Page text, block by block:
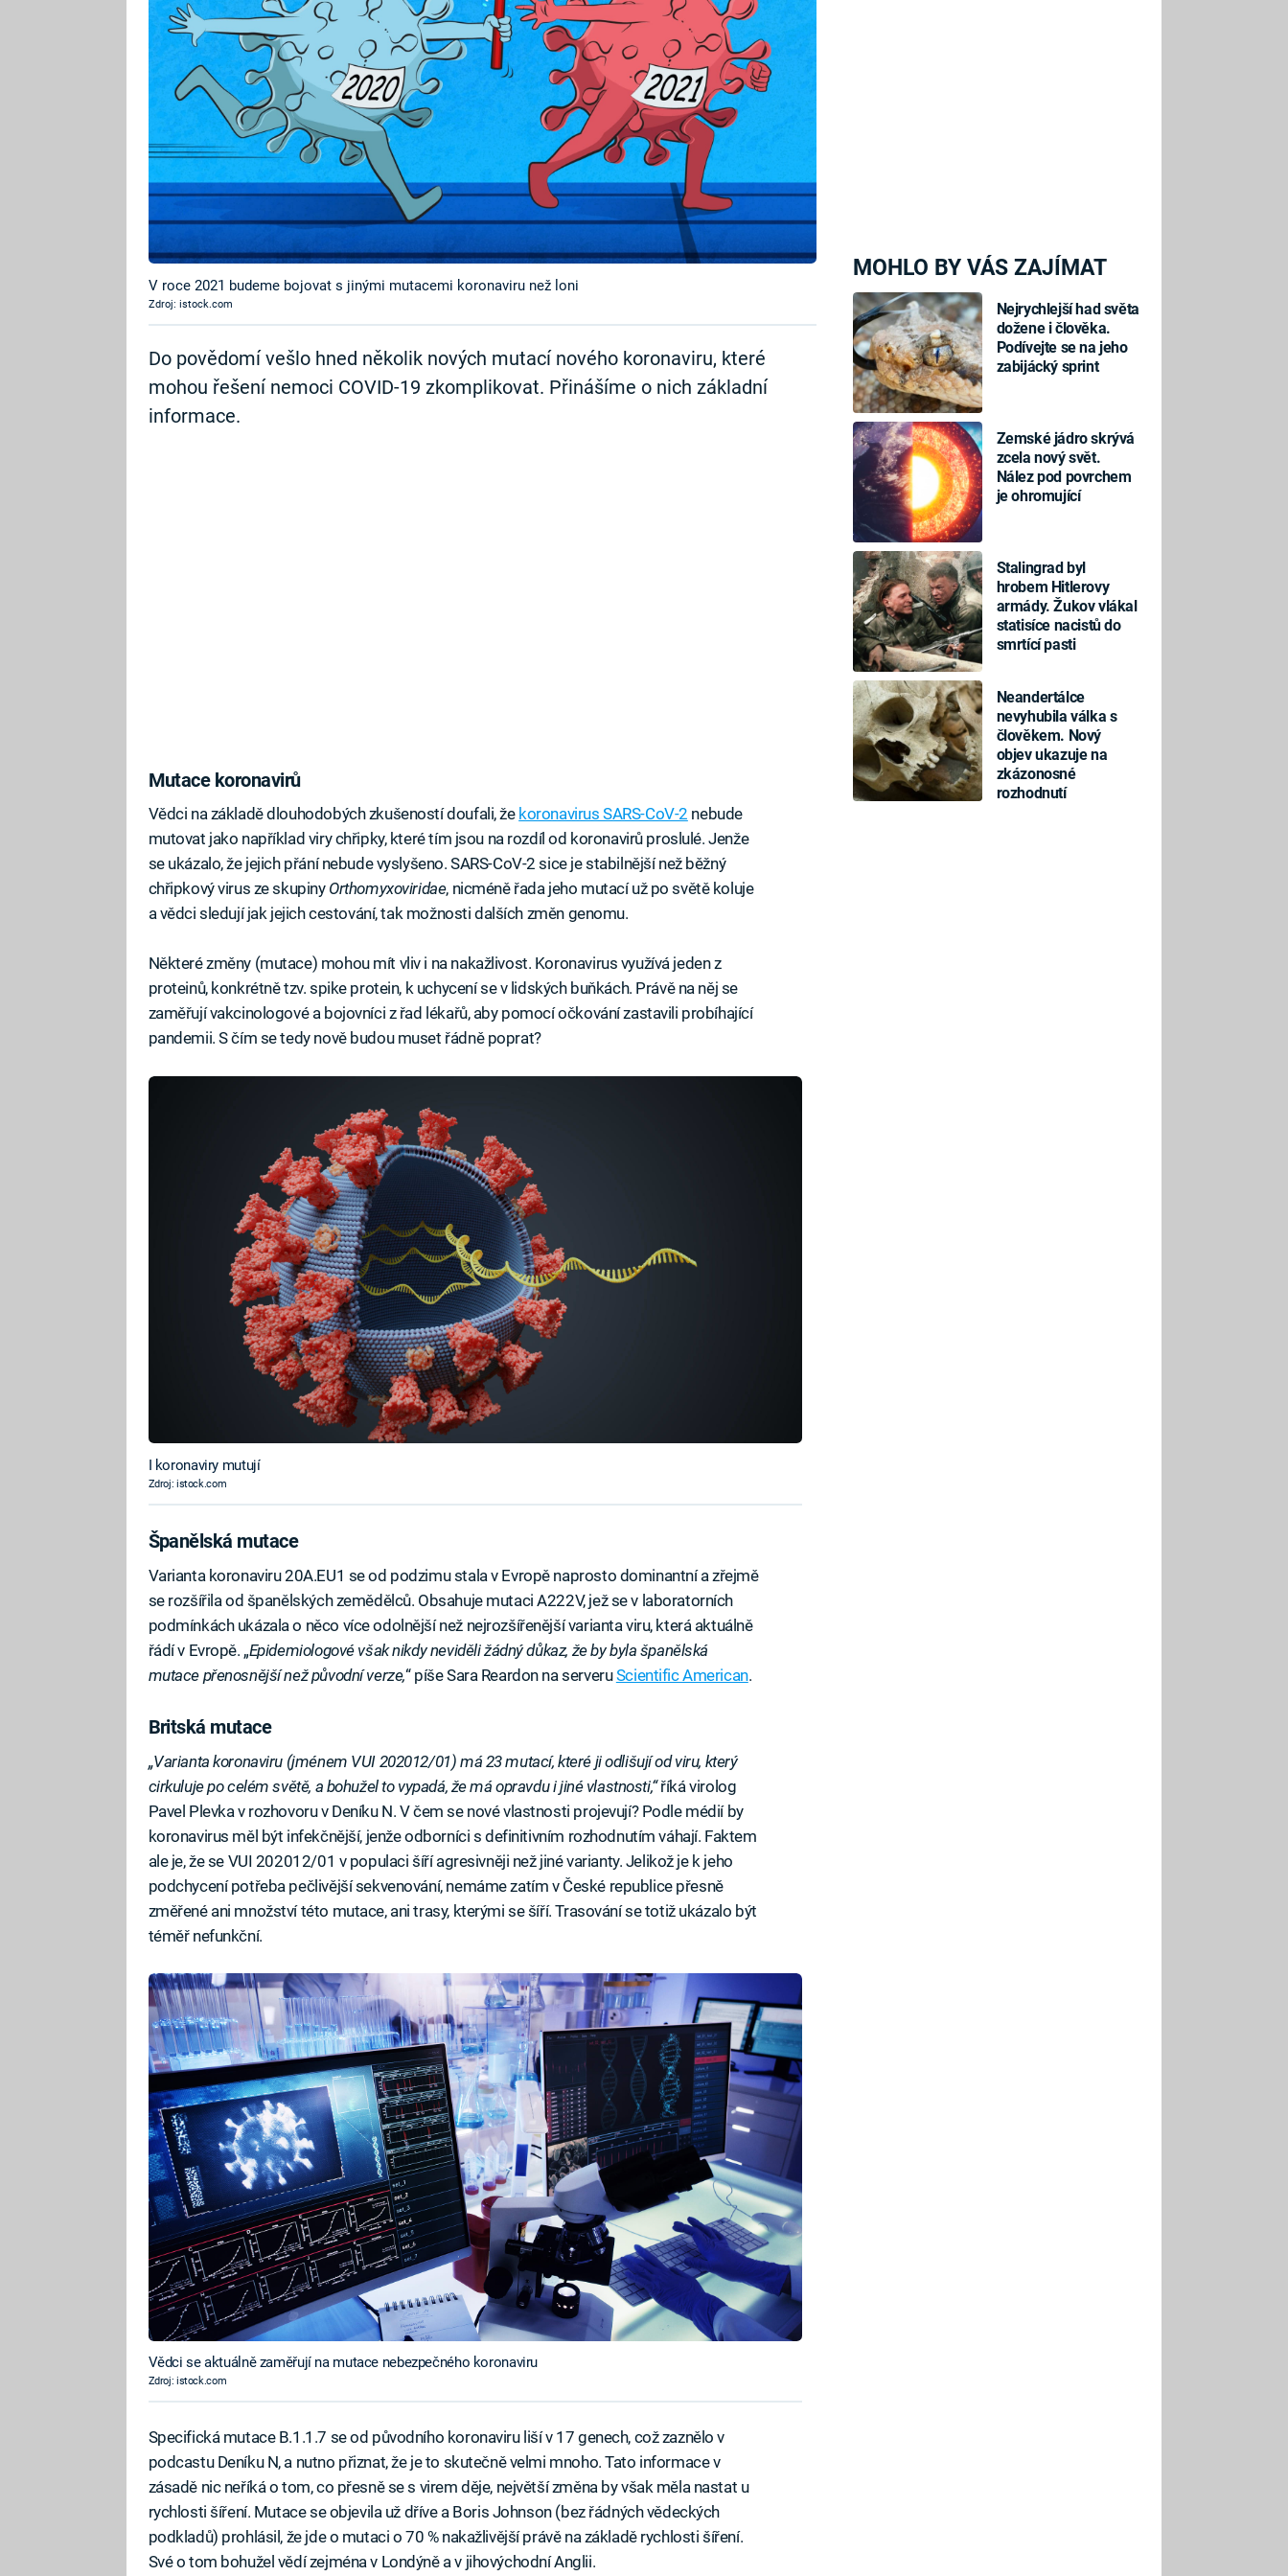
MOHLO BY VÁS ZAJÍMAT
Nejrychlejší had světa
dožene i člověka.
Podívejte se na jeho
zabijácký sprint
Zemské jádro skrývá
zcela nový svět.
Nález pod povrchem
je ohromující
Stalingrad byl
hrobem Hitlerovy
armády. Žukov vlákal
statisíce nacistů do
smrtící pasti
Neandertálce
nevyhubila válka s
člověkem. Nový
objev ukazuje na
zkázonosné
rozhodnutí
V roce 2021 budeme bojovat s jinými mutacemi koronaviru než loni
Zdroj: istock.com
Do povědomí vešlo hned několik nových mutací nového koronaviru, které
mohou řešení nemoci COVID-19 zkomplikovat. Přinášíme o nich základní
informace.
Mutace koronavirů
Vědci na základě dlouhodobých zkušeností doufali, že koronavirus SARS-CoV-2 nebude
mutovat jako například viry chřipky, které tím jsou na rozdíl od koronavirů proslulé. Jenže
se ukázalo, že jejich přání nebude vyslyšeno. SARS-CoV-2 sice je stabilnější než běžný
chřipkový virus ze skupiny Orthomyxoviridae, nicméně řada jeho mutací už po světě koluje
a vědci sledují jak jejich cestování, tak možnosti dalších změn genomu.
Některé změny (mutace) mohou mít vliv i na nakažlivost. Koronavirus využívá jeden z
proteinů, konkrétně tzv. spike protein, k uchycení se v lidských buňkách. Právě na něj se
zaměřují vakcinologové a bojovníci z řad lékařů, aby pomocí očkování zastavili probíhající
pandemii. S čím se tedy nově budou muset řádně poprat?
I koronaviry mutují
Zdroj: istock.com
Španělská mutace
Varianta koronaviru 20A.EU1 se od podzimu stala v Evropě naprosto dominantní a zřejmě
se rozšířila od španělských zemědělců. Obsahuje mutaci A222V, jež se v laboratorních
podmínkách ukázala o něco více odolnější než nejrozšířenější varianta viru, která aktuálně
řádí v Evropě. „Epidemiologové však nikdy neviděli žádný důkaz, že by byla španělská
mutace přenosnější než původní verze,“ píše Sara Reardon na serveruScientific American.
Britská mutace
„Varianta koronaviru (jménem VUI 202012/01) má 23 mutací, které ji odlišují od viru, který
cirkuluje po celém světě, a bohužel to vypadá, že má opravdu i jiné vlastnosti,“říká virolog
Pavel Plevka v rozhovoru v Deníku N. V čem se nové vlastnosti projevují? Podle médií by
koronavirus měl být infekčnější, jenže odborníci s definitivním rozhodnutím váhají. Faktem
ale je, že se VUI 202012/01 v populaci šíří agresivněji než jiné varianty. Jelikož je k jeho
podchycení potřeba pečlivější sekvenování, nemáme zatím v České republice přesně
změřené ani množství této mutace, ani trasy, kterými se šíří. Trasování se totiž ukázalo být
téměř nefunkční.
Vědci se aktuálně zaměřují na mutace nebezpečného koronaviru
Zdroj: istock.com
Specifická mutace B.1.1.7 se od původního koronaviru liší v 17 genech, což zaznělo v
podcastu Deníku N, a nutno přiznat, že je to skutečně velmi mnoho. Tato informace v
zásadě nic neříká o tom, co přesně se s virem děje, největší změna by však měla nastat u
rychlosti šíření. Mutace se objevila už dříve a Boris Johnson (bez řádných vědeckých
podkladů) prohlásil, že jde o mutaci o 70 % nakažlivější právě na základě rychlosti šíření.
Své o tom bohužel vědí zejména v Londýně a v jihovýchodní Anglii.